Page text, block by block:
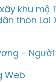
khu mộ
thôn Lai
-
Web